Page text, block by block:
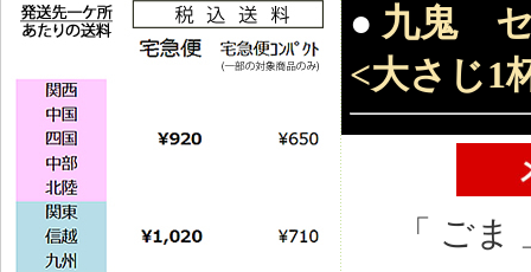
● 九鬼 セ
<大さじ1
「 ご